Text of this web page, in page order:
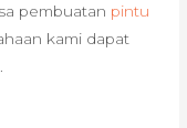
pembuatan pintu
kami dapat